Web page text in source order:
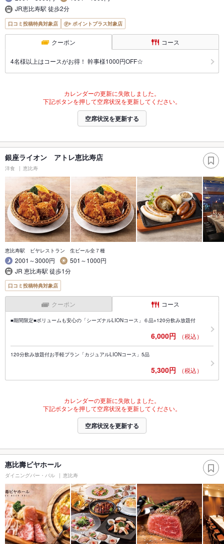
JR恵比寿駅 徒歩2分
口コミ投稿特典対象店 ポイントプラス対象店
クーポン コース
4名様以上はコースがお得！ 幹事様1000円OFF☆
カレンダーの更新に失敗しました。
下記ボタンを押して空席状況を更新してください。
空席状況を更新する
銀座ライオン アトレ恵比寿店
洋食 恵比寿
恵比寿駅 ビヤレストラン 生ビール全７種
2001～3000円
501～1000円
JR 恵比寿駅 徒歩1分
口コミ投稿特典対象店
クーポン コース
■期間限定■ボリュームも安心の「シーズナルLIONコース」６品+120分飲み放題付
6,000円 （税込）
120分飲み放題付お手軽プラン「カジュアルLIONコース」5品
5,300円 （税込）
カレンダーの更新に失敗しました。
下記ボタンを押して空席状況を更新してください。
空席状況を更新する
惠比壽ビヤホール
ダイニングバー・バル 恵比寿